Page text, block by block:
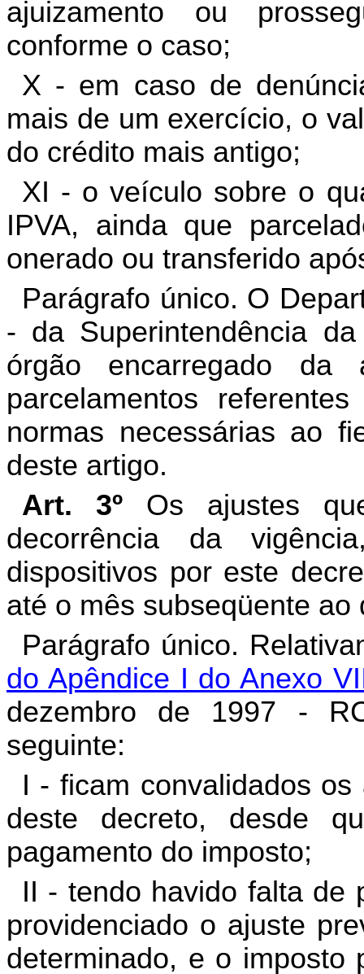
ajuizamento ou
conforme o caso;
X - em caso de
mais de um exercício, o
do crédito mais antigo;
XI - o veículo sobre o
IPVA, ainda que
onerado ou transferido
Parágrafo único. O
- da Superintendência
órgão encarregado da
parcelamentos
normas necessárias ao
deste artigo.
Art. 3º Os ajustes
decorrência da
dispositivos por este
até o mês subseqüente
Parágrafo único.
do Apêndice I do Anexo
dezembro de 1997 -
seguinte:
I - ficam convalidados
deste decreto, desde
pagamento do imposto;
II - tendo havido falta de
providenciado o ajuste
determinado, e o imposto